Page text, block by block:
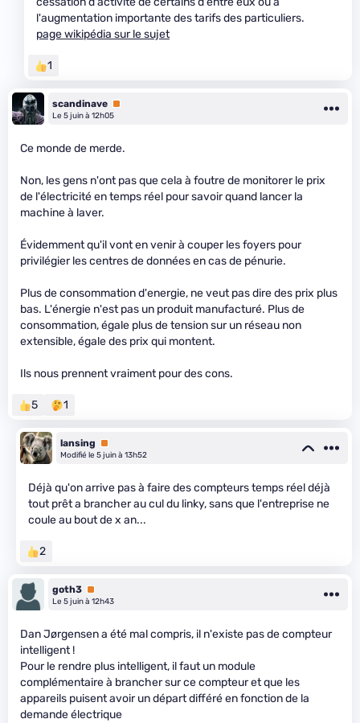
l'augmentation importante des tarifs des particuliers.
page wikipédia sur le sujet
1
scandinave Premium
Le 5 juin à 12h05
Ce monde de merde.
Non, les gens n'ont pas que cela à foutre de monitorer le prix
de l'électricité en temps réel pour savoir quand lancer la
machine à laver.
Évidemment qu'il vont en venir à couper les foyers pour
privilégier les centres de données en cas de pénurie.
Plus de consommation d'energie, ne veut pas dire des prix plus
bas. L'énergie n'est pas un produit manufacturé. Plus de
consommation, égale plus de tension sur un réseau non
extensible, égale des prix qui montent.
Ils nous prennent vraiment pour des cons.
5 1
lansing
Premium
Modifié le 5 juin à 13h52
Déjà qu'on arrive pas à faire des compteurs temps réel déjà
tout prêt a brancher au cul du linky, sans que l'entreprise ne
coule au bout de x an...
2
goth3 Premium
Le 5 juin à 12h43
Dan Jørgensen a été mal compris, il n'existe pas de compteur
intelligent !
Pour le rendre plus intelligent, il faut un module
complémentaire à brancher sur ce compteur et que les
appareils puisent avoir un départ différé en fonction de la
demande électrique